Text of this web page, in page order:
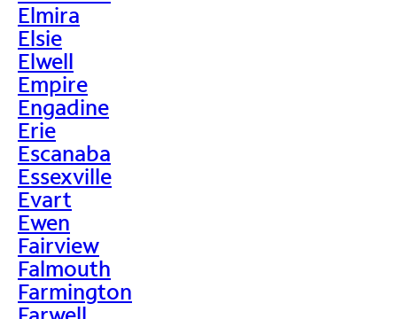
Elmira
Elsie
Elwell
Empire
Engadine
Erie
Escanaba
Essexville
Evart
Ewen
Fairview
Falmouth
Farmington